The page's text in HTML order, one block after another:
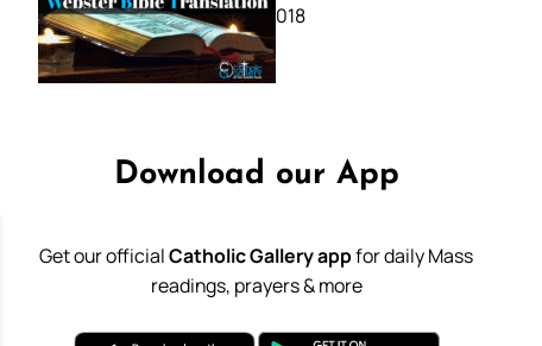
October 11, 2018
Download our App
Get our officialCatholic Gallery appfor daily Mass
readings, prayers & more